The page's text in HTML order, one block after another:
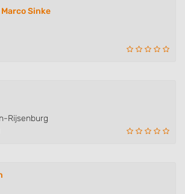
Sinke
Rijsenburg